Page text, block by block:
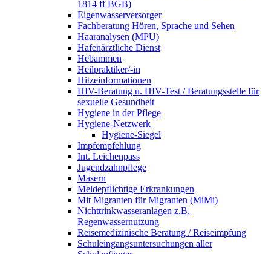
1814 ff BGB)
Eigenwasserversorger
Fachberatung Hören, Sprache und Sehen
Haaranalysen (MPU)
Hafenärztliche Dienst
Hebammen
Heilpraktiker/-in
Hitzeinformationen
HIV-Beratung u. HIV-Test / Beratungsstelle für
sexuelle Gesundheit
Hygiene in der Pflege
Hygiene-Netzwerk
Hygiene-Siegel
Impfempfehlung
Int. Leichenpass
Jugendzahnpflege
Masern
Meldepflichtige Erkrankungen
Mit Migranten für Migranten (MiMi)
Nichttrinkwasseranlagen z.B.
Regenwassernutzung
Reisemedizinische Beratung / Reiseimpfung
Schuleingangsuntersuchungen aller